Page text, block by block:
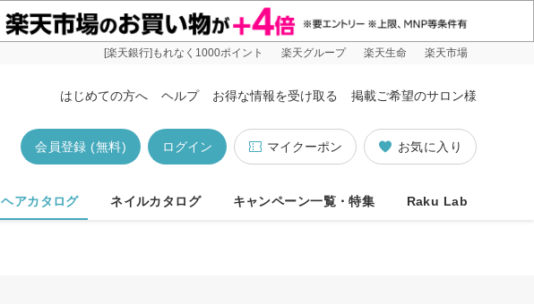
[楽天銀行]もれなく1000ポイント 楽天グループ 楽天生命 楽天市場
はじめての方へ ヘルプ お得な情報を受け取る 掲載ご希望のサロン様
お気に入り
マイクーポン
ログイン
会員登録 (無料)
ヘアカタログ ネイルカタログ キャンペーン一覧・特集 Raku Lab